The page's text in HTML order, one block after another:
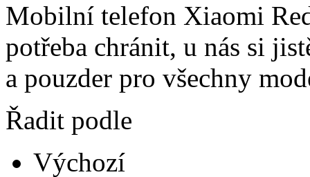
Mobilní telefon Xiaomi
potřeba chránit, u nás si
a pouzder pro všechny
Řadit podle
Výchozí